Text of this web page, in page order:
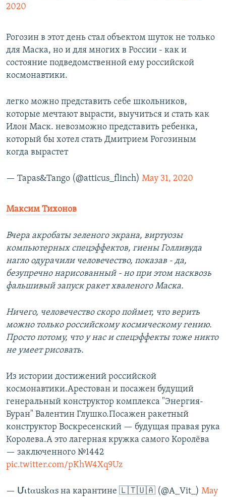
2020
Рогозин в этот день стал объектом шуток не только
для Маска, но и для многих в России - как и
состояние подведомственной ему российской
космонавтики.
легко можно представить себе школьников,
которые мечтают вырасти, выучиться и стать как
Илон Маск. невозможно представить ребенка,
который бы хотел стать Дмитрием Рогозиным
когда вырастет
— Tapas&Tango (@atticus_flinch) May 31, 2020
Максим Тихонов
Вчера акробаты зеленого экрана, виртуозы
компьютерных спецэффектов, гиены Голливуда
нагло одурачили человечество, показав - да,
безупречно нарисованный - но при этом насквозь
фальшивый запуск ракет хваленого Маска.
Ничего, человечество скоро поймет, что верить
можно только российскому космическому гению.
Просто потому, что у нас и спецэффекты тоже никто
не умеет рисовать.
Из истории достижений российской
космонавтики.Арестован и посажен будущий
генеральный конструктор комплекса "Энергия-
Буран" Валентин Глушко.Посажен ракетный
конструктор Воскресенский — будущая правая рука
Королева.А это лагерная кружка самого Королёва
— заключенного №1442
pic.twitter.com/pKhW4Xq9Uz
— Մιtαuskαs на карантине 🇱🇹🇺🇦 (@A_Vit_) May